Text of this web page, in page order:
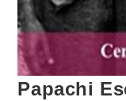
Papachi